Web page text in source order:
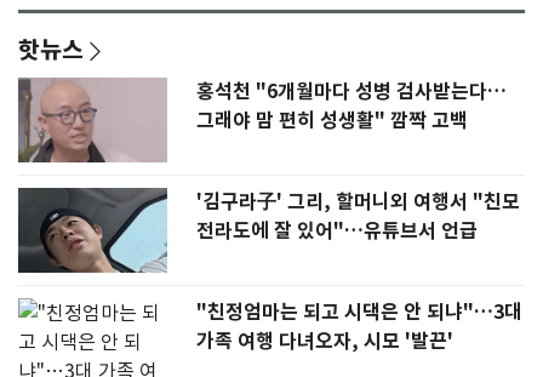
핫뉴스
홍석천 "6개월마다 성병 검사받는다…
그래야 맘 편히 성생활" 깜짝 고백
'김구라子' 그리, 할머니외 여행서 "친모
전라도에 잘 있어"…유튜브서 언급
"친정엄마는 되고 시댁은 안 되냐"…3대
가족 여행 다녀오자, 시모 '발끈'